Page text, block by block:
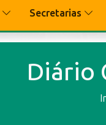
Secretarias
Diário